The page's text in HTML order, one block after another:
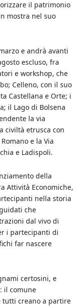
il patrimonio
mostra nel suo
e andrà avanti
escluso, fra
e workshop, che
Celleno, con il suo
Castellana e Orte; i
il Lago di Bolsena
la via
civiltà etrusca con
e la Via
e Ladispoli.
della
Attività Economiche,
nella storia
che
dal vivo di
i partecipanti di
far nascere
certosini, e
il comune
tutti creano a partire